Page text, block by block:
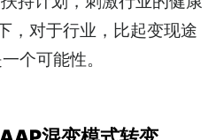
持计划，刺激行业的健康
，对于行业，比起变现途
个可能性。